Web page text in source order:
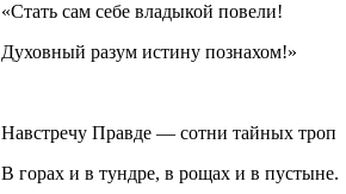
«Стать сам себе владыкой повели!
Духовный разум истину познахом!»
Навстречу Правде — сотни тайных троп
В горах и в тундре, в рощах и в пустыне.